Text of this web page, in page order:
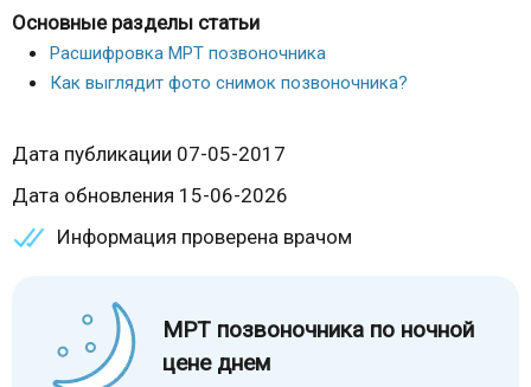
Основные разделы статьи
Расшифровка МРТ позвоночника
Как выглядит фото снимок позвоночника?
Дата публикации 07-05-2017
Дата обновления 15-06-2026
Информация проверена врачом
МРТ позвоночника по ночной
цене днем